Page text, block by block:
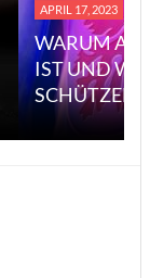
APRIL 17, 2023
WARUM
IST UND
SCHÜTZEN